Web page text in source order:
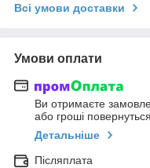
Всі умови доставки
Умови оплати
Ви отримаєте
або гроші
Детальніше
Післяплата